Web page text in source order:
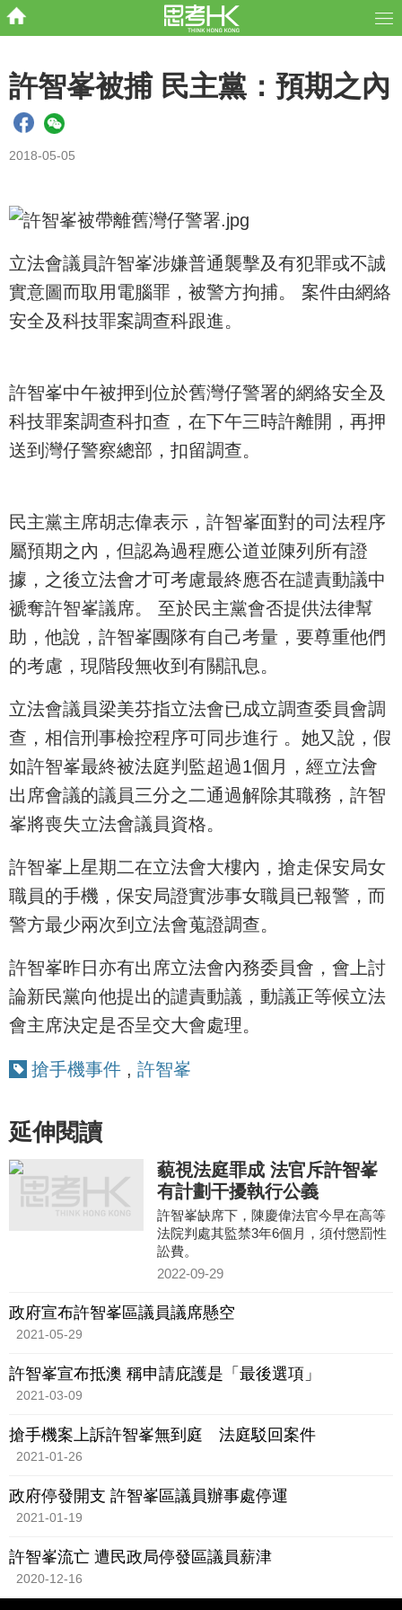
許智峯被捕 民主黨：預期之內
2018-05-05
立法會議員許智峯涉嫌普通襲擊及有犯罪或不誠
實意圖而取用電腦罪，被警方拘捕。 案件由網絡
安全及科技罪案調查科跟進。
許智峯中午被押到位於舊灣仔警署的網絡安全及
科技罪案調查科扣查，在下午三時許離開，再押
送到灣仔警察總部，扣留調查。
民主黨主席胡志偉表示，許智峯面對的司法程序
屬預期之內，但認為過程應公道並陳列所有證
據，之後立法會才可考慮最終應否在譴責動議中
褫奪許智峯議席。 至於民主黨會否提供法律幫
助，他說，許智峯團隊有自己考量，要尊重他們
的考慮，現階段無收到有關訊息。
立法會議員梁美芬指立法會已成立調查委員會調
查，相信刑事檢控程序可同步進行 。她又說，假
如許智峯最終被法庭判監超過1個月，經立法會
出席會議的議員三分之二通過解除其職務，許智
峯將喪失立法會議員資格。
許智峯上星期二在立法會大樓內，搶走保安局女
職員的手機，保安局證實涉事女職員已報警，而
警方最少兩次到立法會蒐證調查。
許智峯昨日亦有出席立法會內務委員會，會上討
論新民黨向他提出的譴責動議，動議正等候立法
會主席決定是否呈交大會處理。
搶手機事件 , 許智峯
延伸閱讀
藐視法庭罪成 法官斥許智峯
有計劃干擾執行公義
許智峯缺席下，陳慶偉法官今早在高等
法院判處其監禁3年6個月，須付懲罰性
訟費。
2022-09-29
政府宣布許智峯區議員議席懸空
2021-05-29
許智峯宣布抵澳 稱申請庇護是「最後選項」
2021-03-09
搶手機案上訴許智峯無到庭 法庭駁回案件
2021-01-26
政府停發開支 許智峯區議員辦事處停運
2021-01-19
許智峯流亡 遭民政局停發區議員薪津
2020-12-16